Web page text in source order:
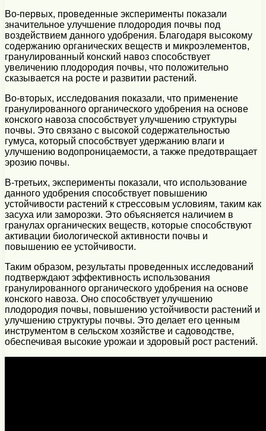
Во-первых, проведенные эксперименты показали
значительное улучшение плодородия почвы под
воздействием данного удобрения. Благодаря высокому
содержанию органических веществ и микроэлементов,
гранулированный конский навоз способствует
увеличению плодородия почвы, что положительно
сказывается на росте и развитии растений.
Во-вторых, исследования показали, что применение
гранулированного органического удобрения на основе
конского навоза способствует улучшению структуры
почвы. Это связано с высокой содержательностью
гумуса, который способствует удержанию влаги и
улучшению водопроницаемости, а также предотвращает
эрозию почвы.
В-третьих, эксперименты показали, что использование
данного удобрения способствует повышению
устойчивости растений к стрессовым условиям, таким как
засуха или заморозки. Это объясняется наличием в
гранулах органических веществ, которые способствуют
активации биологической активности почвы и
повышению ее устойчивости.
Таким образом, результаты проведенных исследований
подтверждают эффективность использования
гранулированного органического удобрения на основе
конского навоза. Оно способствует улучшению
плодородия почвы, повышению устойчивости растений и
улучшению структуры почвы. Это делает его ценным
инструментом в сельском хозяйстве и садоводстве,
обеспечивая высокие урожаи и здоровый рост растений.